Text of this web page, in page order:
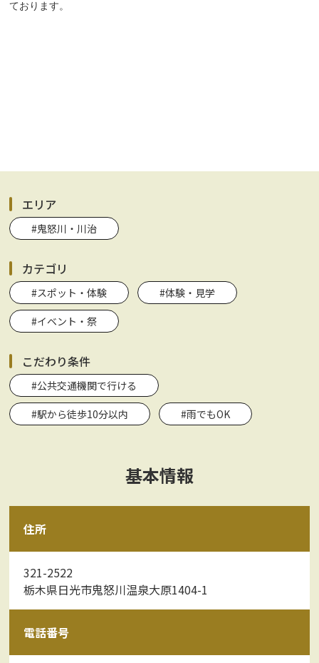
ております。
エリア
#鬼怒川・川治
カテゴリ
#スポット・体験
#体験・見学
#イベント・祭
こだわり条件
#公共交通機関で行ける
#駅から徒歩10分以内
#雨でもOK
基本情報
住所
321-2522
栃木県日光市鬼怒川温泉大原1404-1
電話番号